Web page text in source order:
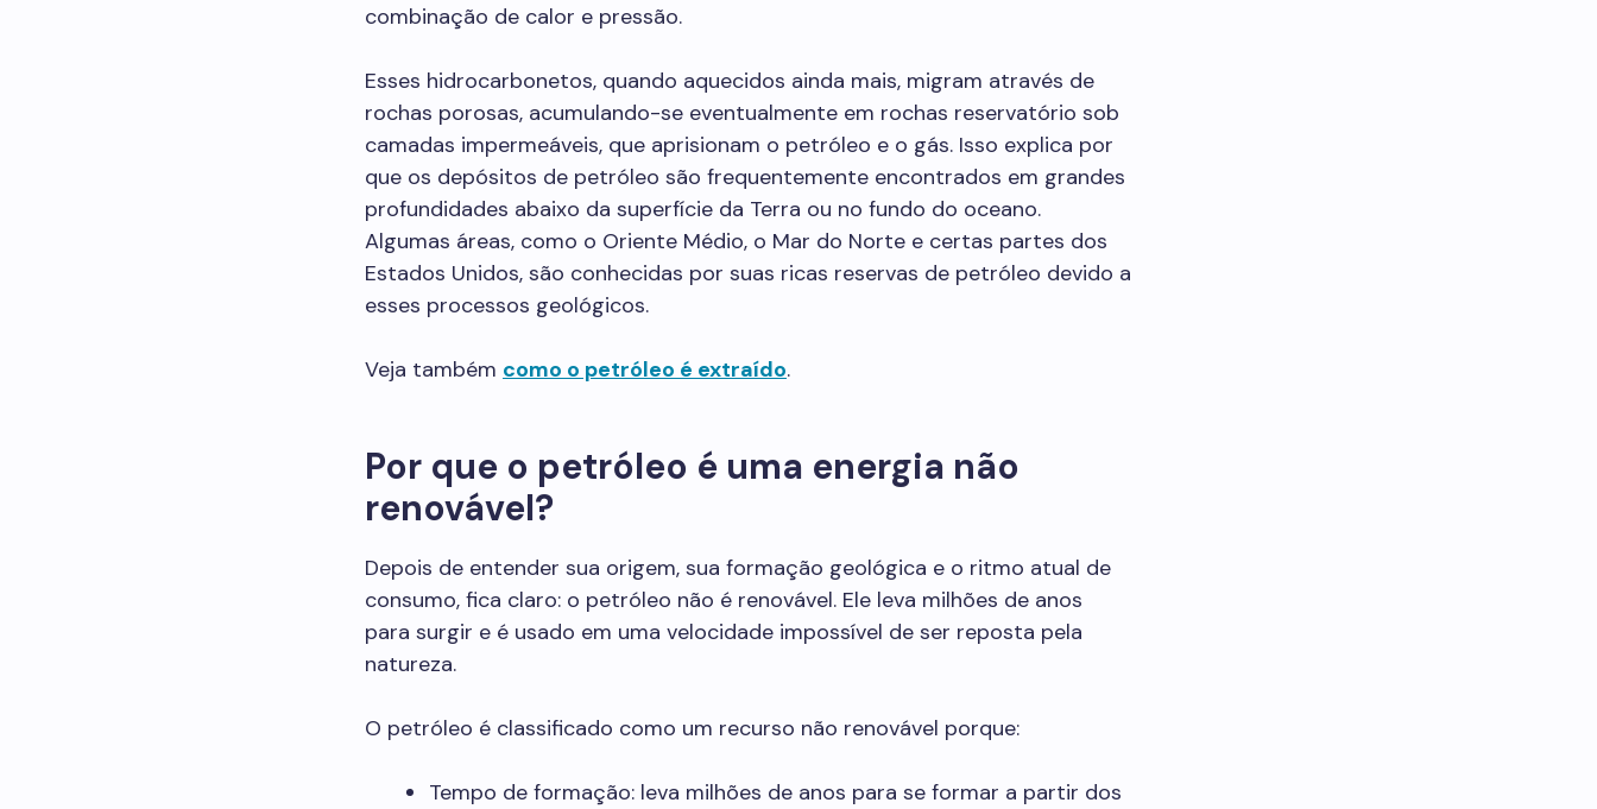
combinação de calor e pressão.
Esses hidrocarbonetos, quando aquecidos ainda mais, migram através de
rochas porosas, acumulando-se eventualmente em rochas reservatório sob
camadas impermeáveis, que aprisionam o petróleo e o gás. Isso explica por
que os depósitos de petróleo são frequentemente encontrados em grandes
profundidades abaixo da superfície da Terra ou no fundo do oceano.
Algumas áreas, como o Oriente Médio, o Mar do Norte e certas partes dos
Estados Unidos, são conhecidas por suas ricas reservas de petróleo devido a
esses processos geológicos.
Veja também como o petróleo é extraído.
Por que o petróleo é uma energia não
renovável?
Depois de entender sua origem, sua formação geológica e o ritmo atual de
consumo, fica claro: o petróleo não é renovável. Ele leva milhões de anos
para surgir e é usado em uma velocidade impossível de ser reposta pela
natureza.
O petróleo é classificado como um recurso não renovável porque:
Tempo de formação: leva milhões de anos para se formar a partir dos